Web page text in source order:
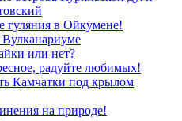
гуляния в Ойкумене!
или нет?
радуйте любимых!
Камчатки под крылом
на природе!